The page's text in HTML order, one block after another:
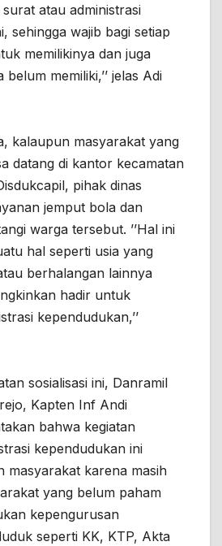
atau administrasi
sehingga wajib bagi setiap
memilikinya dan juga
memiliki,’’ jelas Adi
kalaupun masyarakat yang
datang di kantor kecamatan
pihak dinas
jemput bola dan
warga tersebut. ’’Hal ini
hal seperti usia yang
berhalangan lainnya
hadir untuk
kependudukan,’’
sosialisasi ini, Danramil
Kapten Inf Andi
bahwa kegiatan
kependudukan ini
masyarakat karena masih
yang belum paham
kepengurusan
seperti KK, KTP, Akta